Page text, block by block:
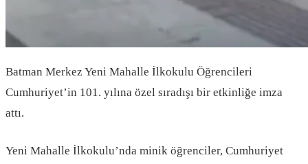
Batman Merkez Yeni Mahalle İlkokulu Öğrencileri
Cumhuriyet’in 101. yılına özel sıradışı bir etkinliğe imza
attı.
Yeni Mahalle İlkokulu’nda minik öğrenciler, Cumhuriyet